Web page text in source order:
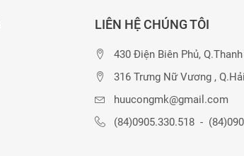
LIÊN HỆ CHÚNG TÔI
430 Điện Biên Phủ,
316 Trưng Nữ Vương ,
huucongmk@gmail.com
(84)0905.330.518 -